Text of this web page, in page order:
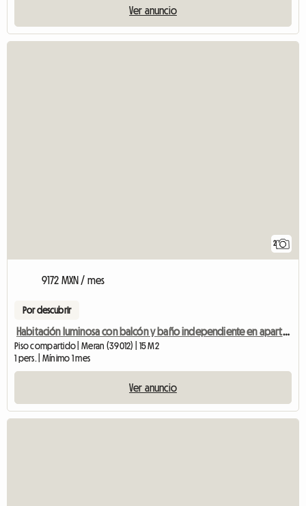
Ver anuncio
2
9172 MXN / mes
Por descubrir
Habitación luminosa con balcón y baño independiente en apartamento compartido para 2 personas.
Piso compartido | Meran (39012) | 15 M2
1 pers. | Mínimo 1 mes
Ver anuncio